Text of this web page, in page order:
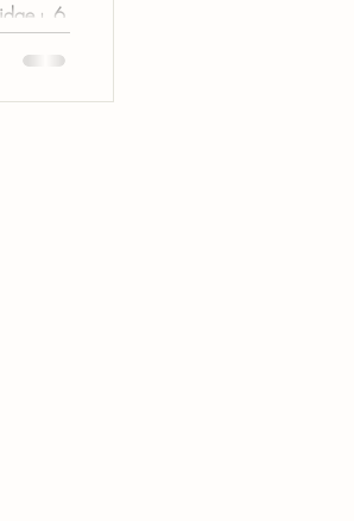
」6
：中
不
助事
）
、ア
ま